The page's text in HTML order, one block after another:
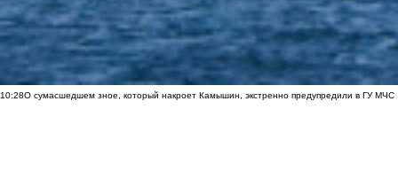
10:28О сумасшедшем зное, который накроет Камышин, экстренно предупредили в ГУ МЧС